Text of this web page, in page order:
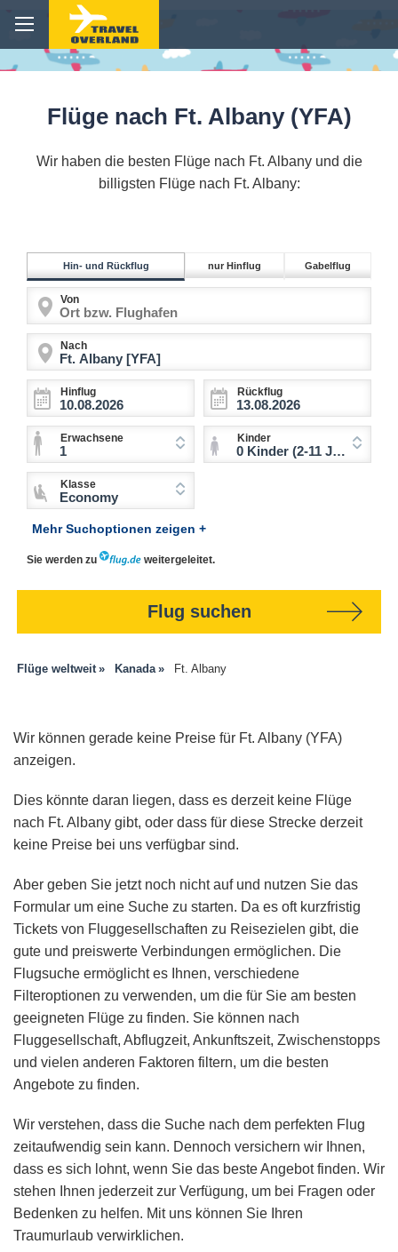
Flüge nach Ft. Albany (YFA)
Wir haben die besten Flüge nach Ft. Albany und die
billigsten Flüge nach Ft. Albany:
Hin- und Rückflug nur Hinflug Gabelflug
Von
Nach
Hinflug Rückflug
Erwachsene
1
Kinder
0 Kinder (2-11 Jahre)
Klasse
Economy
Mehr Suchoptionen zeigen +
Sie werden zu weitergeleitet.
Flug suchen
Flüge weltweit Kanada Ft. Albany
Wir können gerade keine Preise für Ft. Albany (YFA)
anzeigen.
Dies könnte daran liegen, dass es derzeit keine Flüge
nach Ft. Albany gibt, oder dass für diese Strecke derzeit
keine Preise bei uns verfügbar sind.
Aber geben Sie jetzt noch nicht auf und nutzen Sie das
Formular um eine Suche zu starten. Da es oft kurzfristig
Tickets von Fluggesellschaften zu Reisezielen gibt, die
gute und preiswerte Verbindungen ermöglichen. Die
Flugsuche ermöglicht es Ihnen, verschiedene
Filteroptionen zu verwenden, um die für Sie am besten
geeigneten Flüge zu finden. Sie können nach
Fluggesellschaft, Abflugzeit, Ankunftszeit, Zwischenstopps
und vielen anderen Faktoren filtern, um die besten
Angebote zu finden.
Wir verstehen, dass die Suche nach dem perfekten Flug
zeitaufwendig sein kann. Dennoch versichern wir Ihnen,
dass es sich lohnt, wenn Sie das beste Angebot finden. Wir
stehen Ihnen jederzeit zur Verfügung, um bei Fragen oder
Bedenken zu helfen. Mit uns können Sie Ihren
Traumurlaub verwirklichen.